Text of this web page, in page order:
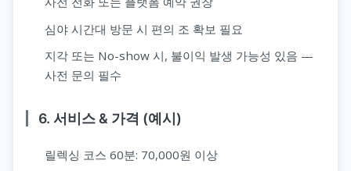
심야 시간대 방문 시 편의 조 확보 필요
지각 또는 No-show 시, 불이익 발생 가능성 있음 —
사전 문의 필수
6. 서비스 & 가격 (예시)
릴렉싱 코스 60분: 70,000원 이상